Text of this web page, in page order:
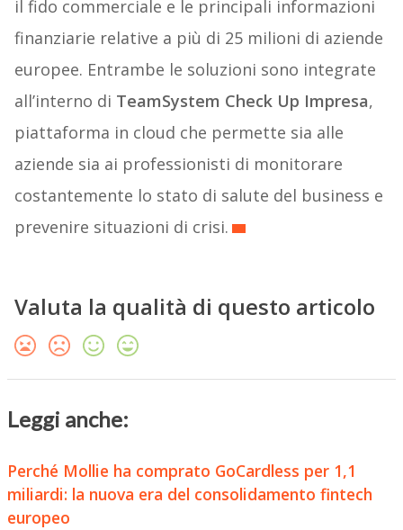
il fido commerciale e le principali informazioni
finanziarie relative a più di 25 milioni di aziende
europee. Entrambe le soluzioni sono integrate
all’interno di TeamSystem Check Up Impresa,
piattaforma in cloud che permette sia alle
aziende sia ai professionisti di monitorare
costantemente lo stato di salute del business e
prevenire situazioni di crisi.
Valuta la qualità di questo articolo
Leggi anche:
Perché Mollie ha comprato GoCardless per 1,1
miliardi: la nuova era del consolidamento fintech
europeo